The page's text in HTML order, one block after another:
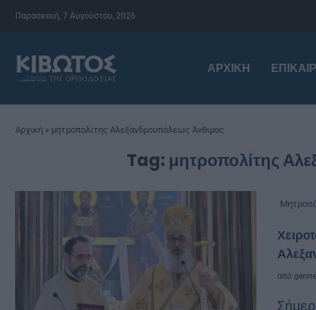
Παρασκευή, 7 Αυγούστου, 2026
ΑΡΧΙΚΉ
Αρχική » μητροπολίτης Αλεξανδρουπόλεως Άνθιμος
Tag: μητροπολίτης
από